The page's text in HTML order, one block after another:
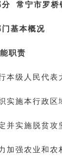
分 常宁市罗桥
基本概况
职责
本级人民代表
实施本行政区
并实施脱贫攻
加强农业和农